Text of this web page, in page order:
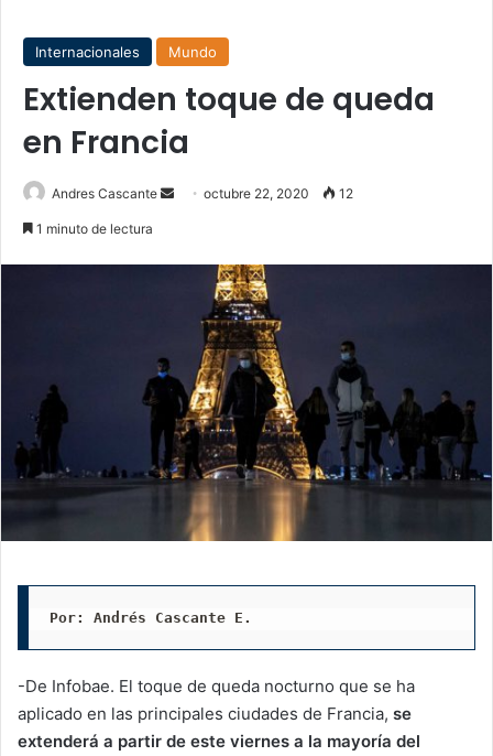
Internacionales Mundo
Extienden toque de queda
en Francia
Andres Cascante
Sendoctubre 22, 2020 12
1 minuto de lectura
Por: Andrés Cascante E.
-De Infobae. El toque de queda nocturno que se ha
aplicado en las principales ciudades de Francia, se
extenderá a partir de este viernes a la mayoría del